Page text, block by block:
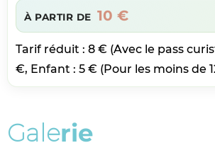
À PARTIR DE 10 €
Tarif réduit : 8 € (Avec le pass
€, Enfant : 5 € (Pour les moins de
Galerie